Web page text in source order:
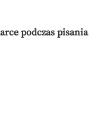
podczas pisania